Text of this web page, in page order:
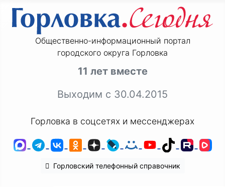
Общественно-информационный портал
городского округа Горловка
11 лет вместе
Выходим с 30.04.2015
Горловка в соцсетях и мессенджерах
MAXTelegram
ВКонтакте
Одноклассники
ДзенLiveJournal
Мой Мир
YouTube
TikTok
Горловский телефонный справочник